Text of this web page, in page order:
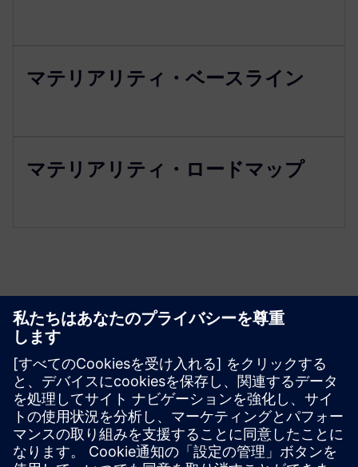
マテリアリティ・ベースライン
マテリアリティ・ロードマップ
リソースと関連製品の詳細
その他の情報とリソース
Materiality Assessment
必要条件